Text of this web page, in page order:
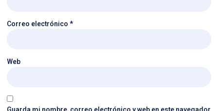
Correo electrónico*
Web